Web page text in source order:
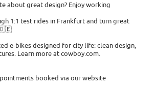
about great design? Enjoy working
1:1 test rides in Frankfurt and turn great
🇩🇪
e-bikes designed for city life: clean design,
Learn more at cowboy.com.
booked via our website